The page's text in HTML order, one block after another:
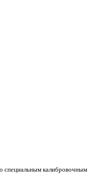
специальным калибровочным